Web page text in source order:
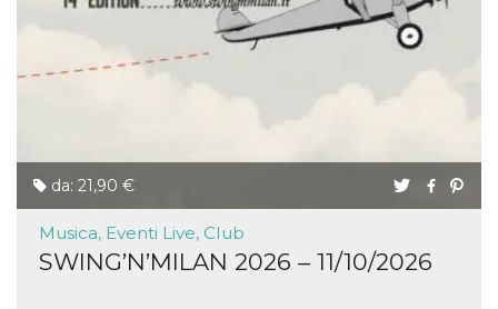
da: 21,90 €
Musica, Eventi Live, Club
SWING’N’MILAN 2026 – 11/10/2026